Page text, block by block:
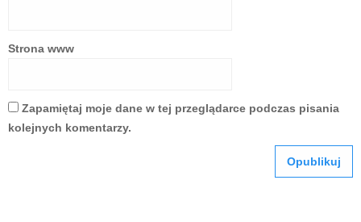
Strona www
Zapamiętaj moje dane w tej przeglądarce podczas pisania
kolejnych komentarzy.